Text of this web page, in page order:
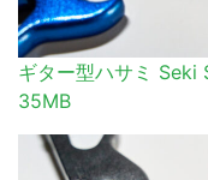
ギター型ハサミ Seki
35MB